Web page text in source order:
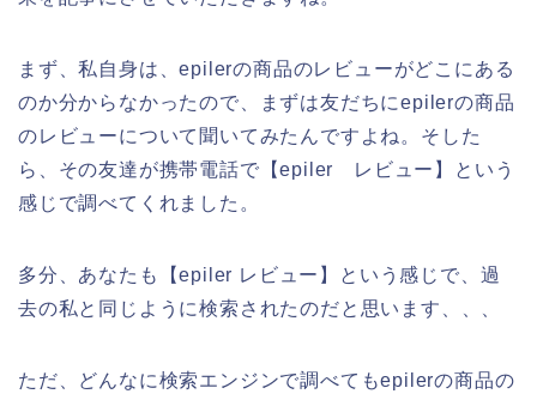
まず、私自身は、epilerの商品のレビューがどこにある
のか分からなかったので、まずは友だちにepilerの商品
のレビューについて聞いてみたんですよね。そした
ら、その友達が携帯電話で【epiler レビュー】という
感じで調べてくれました。
多分、あなたも【epiler レビュー】という感じで、過
去の私と同じように検索されたのだと思います、、、
ただ、どんなに検索エンジンで調べてもepilerの商品の